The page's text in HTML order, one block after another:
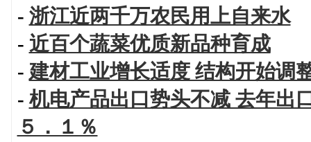
- 浙江近两千万农民用上自来水
- 近百个蔬菜优质新品种育成
- 建材工业增长适度 结构开始
- 机电产品出口势头不减 去年出
５．１％